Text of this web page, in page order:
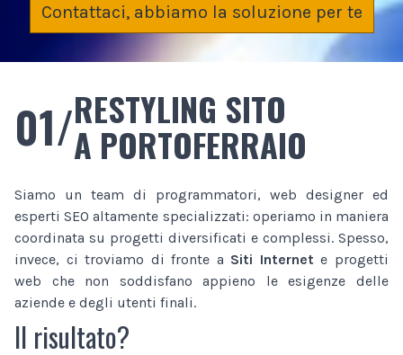
Contattaci, abbiamo la soluzione per te
01/RESTYLING SITO
A PORTOFERRAIO
Siamo un team di programmatori, web designer ed
esperti SEO altamente specializzati: operiamo in maniera
coordinata su progetti diversificati e complessi. Spesso,
invece, ci troviamo di fronte a Siti Internet e progetti
web che non soddisfano appieno le esigenze delle
aziende e degli utenti finali.
Il risultato?